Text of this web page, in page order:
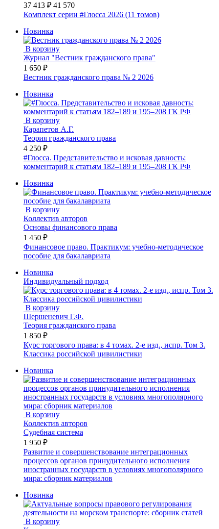
37 413 ₽ 41 570
Комплект серии #Глосса 2026 (11 томов)
Новинка
В корзину
Журнал "Вестник гражданского права"
1 650 ₽
Вестник гражданского права № 2 2026
Новинка
В корзину
Карапетов А.Г.
Теория гражданского права
4 250 ₽
#Глосса. Представительство и исковая давность:
комментарий к статьям 182–189 и 195–208 ГК РФ
Новинка
В корзину
Коллектив авторов
Основы финансового права
1 450 ₽
Финансовое право. Практикум: учебно-методическое
пособие для бакалавриата
Новинка
Индивидуальный подход
В корзину
Шершеневич Г.Ф.
Теория гражданского права
1 850 ₽
Курс торгового права: в 4 томах. 2-е изд., испр. Том 3.
Классика российской цивилистики
Новинка
В корзину
Коллектив авторов
Судебная система
1 950 ₽
Развитие и совершенствование интеграционных
процессов органов принудительного исполнения
иностранных государств в условиях многополярного
мира: сборник материалов
Новинка
В корзину